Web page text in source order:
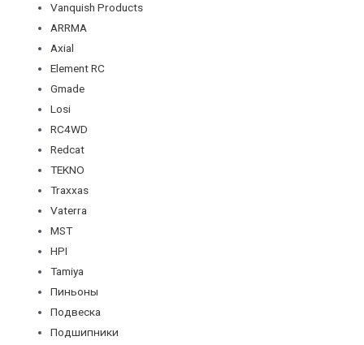
Vanquish Products
ARRMA
Axial
Element RC
Gmade
Losi
RC4WD
Redcat
TEKNO
Traxxas
Vaterra
MST
HPI
Tamiya
Пиньоны
Подвеска
Подшипники